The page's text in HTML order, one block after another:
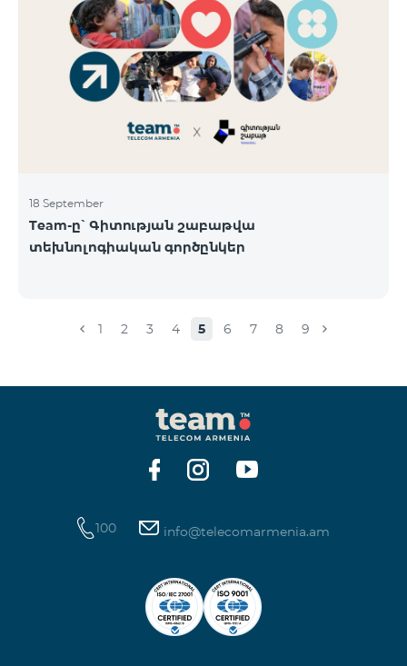
Place-ի Aqara սարքավորումներով։ ԿՈՍՄՈ
ծառայությունների փաթեթների գործող բոլոր
բաժանորդները ունեն հնարավորություն ձեռք
բերելու Aqara ապրանքանիշի խելացի
սարքավորումները հատուկ պայմաններով։
Սարքավորումները հասանելի են HomPlex-ի team
18 September
Team-ը՝ Գիտության շաբաթվա
տեխնոլոգիական գործընկեր
1 2 3 4 5 6 7 8 9
100 info@telecomarmenia.am